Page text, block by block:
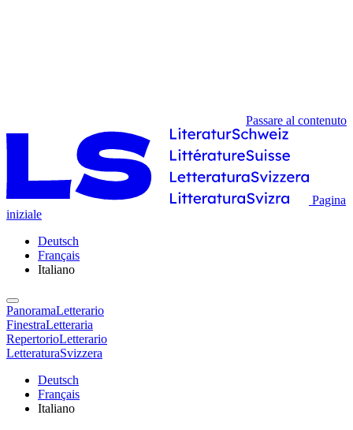
Passare al contenuto
Pagina
iniziale
Deutsch
Français
Italiano
PanoramaLetterario
FinestraLetteraria
RepertorioLetterario
LetteraturaSvizzera
Deutsch
Français
Italiano